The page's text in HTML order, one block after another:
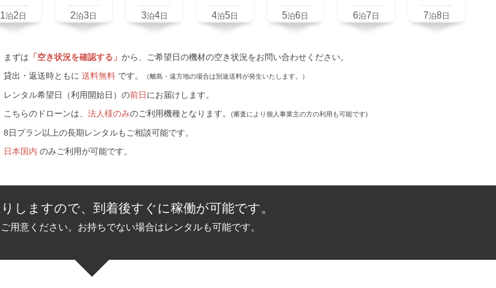
1泊2 日
-------------
2泊3 日
-------------
3泊4日
-------------
4泊5 日
-------------
5泊6 日
-------------
6泊7 日
-------------
7泊8 日
まずは 「空き状況を確認する」 から、ご希望日の機材の空き状況をお問い合わせください。
貸出・返送時ともに 送料無料です。 （離島・遠方地の場合は別途送料が発生いたします。）
レンタル希望日（利用開始日）の前日 にお届けします。
こちらのドローンは、 法人様のみのご利用機種となります。 (審査により個人事業主の方の利用も可能です)
8日プラン以上の長期レンタルもご相談可能です。
日本国内 のみご利用が可能です。
しますので、到着後すぐに稼働が可能です。
用意ください。お持ちでない場合はレンタルも可能です。